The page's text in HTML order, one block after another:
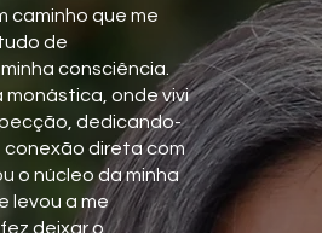
caminho que me
de
consciência.
monástica, onde vivi
dedicando-
conexão direta com
o núcleo da minha
levou a me
deixar o